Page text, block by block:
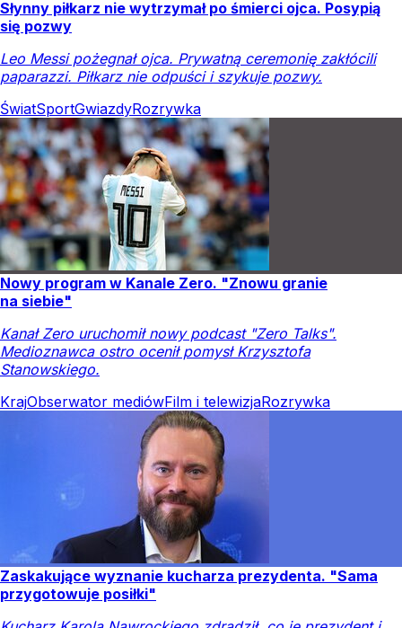
Słynny piłkarz nie wytrzymał po śmierci ojca. Posypią
się pozwy
Leo Messi pożegnał ojca. Prywatną ceremonię zakłócili
paparazzi. Piłkarz nie odpuści i szykuje pozwy.
ŚwiatSportGwiazdyRozrywka
Nowy program w Kanale Zero. "Znowu granie
na siebie"
Kanał Zero uruchomił nowy podcast "Zero Talks".
Medioznawca ostro ocenił pomysł Krzysztofa
Stanowskiego.
KrajObserwator mediówFilm i telewizjaRozrywka
Zaskakujące wyznanie kucharza prezydenta. "Sama
przygotowuje posiłki"